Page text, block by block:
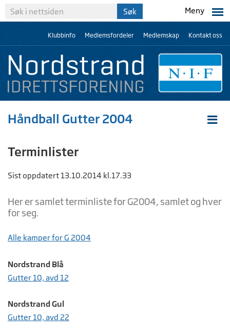
Meny
Klubbinfo Medlemsfordeler Medlemskap Kontakt oss
Håndball Gutter 2004
Terminlister
Sist oppdatert 13.10.2014 kl.17.33
Her er samlet terminliste for G2004, samlet og hver
for seg.
Alle kamper for G 2004
Nordstrand Blå
Gutter 10, avd 12
Nordstrand Gul
Gutter 10, avd 22